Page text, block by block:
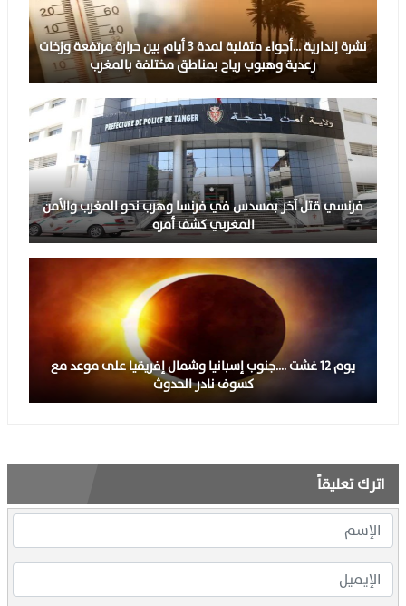
نشرة إندارية …أجواء متقلبة لمدة 3 أيام بين حرارة مرتفعة وزخات
رعدية وهبوب رياح بمناطق مختلفة بالمغرب
فرنسي قتل آخر بمسدس في فرنسا وهرب نحو المغرب والأمن
المغربي كشف أمره
يوم 12 غشت ….جنوب إسبانيا وشمال إفريقيا على موعد مع
كسوف نادر الحدوث
اترك تعليقاً